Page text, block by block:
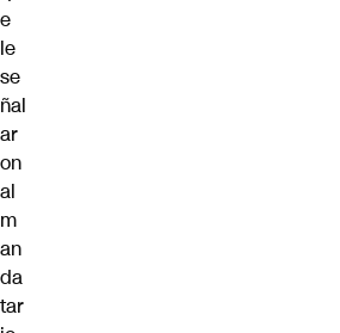
e
le
se
ñal
ar
on
al
m
an
da
tar